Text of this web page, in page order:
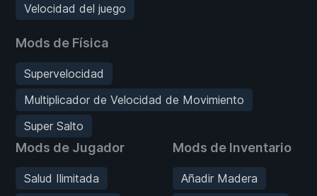
Velocidad del juego
Mods de Física
Supervelocidad
Multiplicador de Velocidad de Movimiento
Super Salto
Mods de Jugador
Salud Ilimitada
Mods de Inventario
Añadir Madera